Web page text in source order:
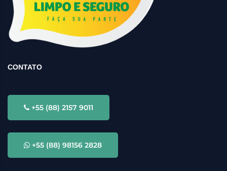
CONTATO
+55 (88) 2157 9011
+55 (88) 98156 2828